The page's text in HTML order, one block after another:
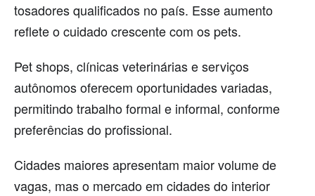
tosadores qualificados no país. Esse aumento
reflete o cuidado crescente com os pets.
Pet shops, clínicas veterinárias e serviços
autônomos oferecem oportunidades variadas,
permitindo trabalho formal e informal, conforme
preferências do profissional.
Cidades maiores apresentam maior volume de
vagas, mas o mercado em cidades do interior